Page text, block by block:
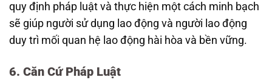
quy định pháp luật và thực hiện một cách minh bạch
sẽ giúp người sử dụng lao động và người lao động
duy trì mối quan hệ lao động hài hòa và bền vững.
6. Căn Cứ Pháp Luật